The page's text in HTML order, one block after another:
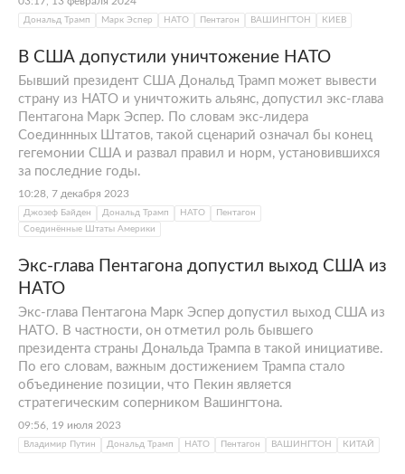
Дональд Трамп Марк Эспер НАТО Пентагон ВАШИНГТОН КИЕВ
В США допустили уничтожение НАТО
Бывший президент США Дональд Трамп может вывести
страну из НАТО и уничтожить альянс, допустил экс-глава
Пентагона Марк Эспер. По словам экс-лидера
Соединнных Штатов, такой сценарий означал бы конец
гегемонии США и развал правил и норм, установившихся
за последние годы.
10:28, 7 декабря 2023
Джозеф Байден Дональд Трамп НАТО
Пентагон
Соединённые Штаты Америки
Экс-глава Пентагона допустил выход США из
НАТО
Экс-глава Пентагона Марк Эспер допустил выход США из
НАТО. В частности, он отметил роль бывшего
президента страны Дональда Трампа в такой инициативе.
По его словам, важным достижением Трампа стало
объединение позиции, что Пекин является
стратегическим соперником Вашингтона.
09:56, 19 июля 2023
Владимир Путин Дональд Трамп НАТО Пентагон ВАШИНГТОН КИТАЙ